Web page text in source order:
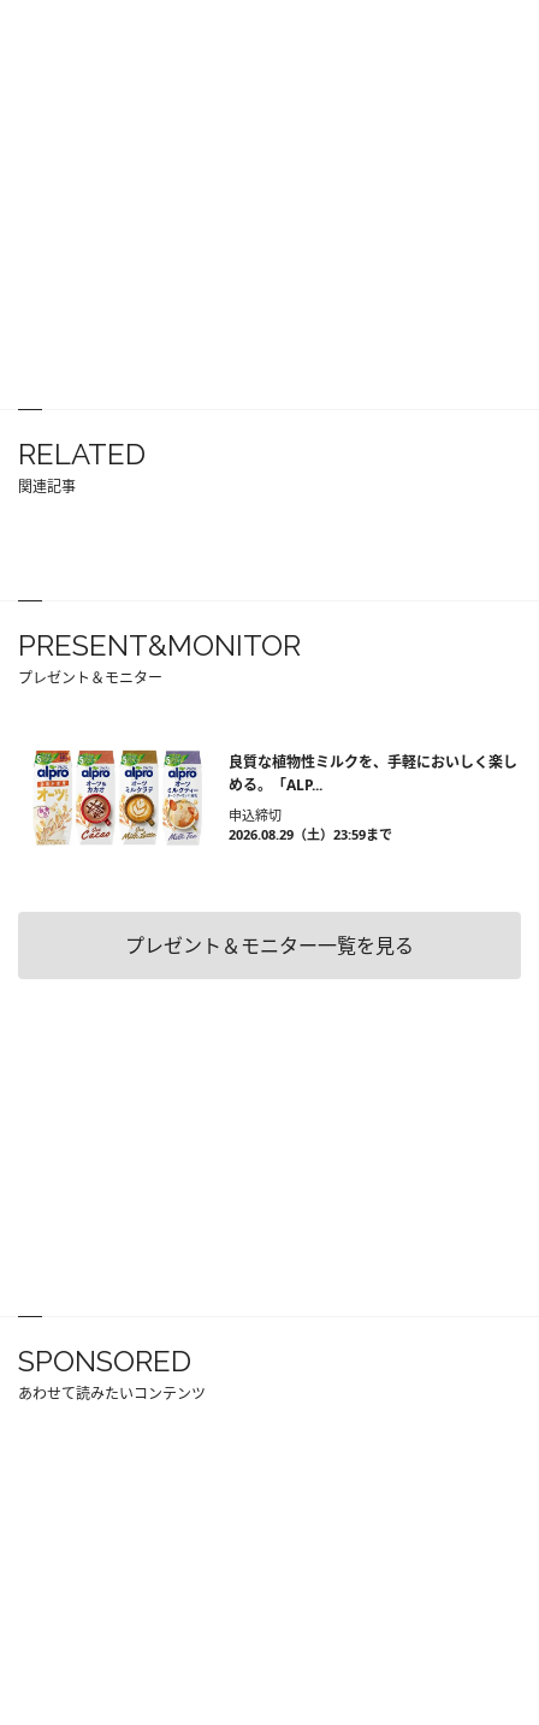
RELATED
関連記事
PRESENT&MONITOR
プレゼント＆モニター
良質な植物性ミルクを、手軽においしく楽し
める。「ALP...
申込締切
2026.08.29（土）23:59まで
プレゼント＆モニター一覧を見る
SPONSORED
あわせて読みたいコンテンツ